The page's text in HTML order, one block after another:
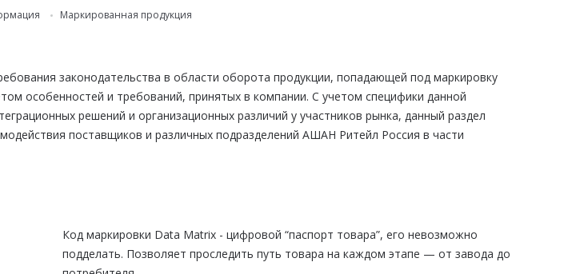
Маркированная продукция
законодательства в области оборота продукции, попадающей под маркировку
особенностей и требований, принятых в компании. С учетом специфики данной
решений и организационных различий у участников рынка, данный раздел
поставщиков и различных подразделений АШАН Ритейл Россия в части
Код маркировки Data Matrix - цифровой “паспорт товара”, его невозможно
подделать. Позволяет проследить путь товара на каждом этапе — от завода до